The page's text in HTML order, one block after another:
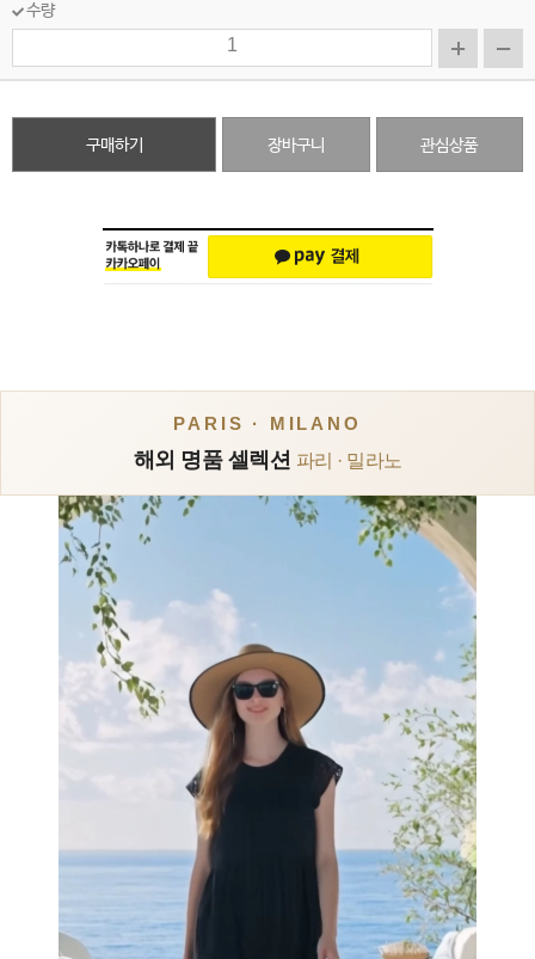
수량
구매하기 장바구니 관심상품
PARIS · MILANO
해외 명품 셀렉션 파리 · 밀라노